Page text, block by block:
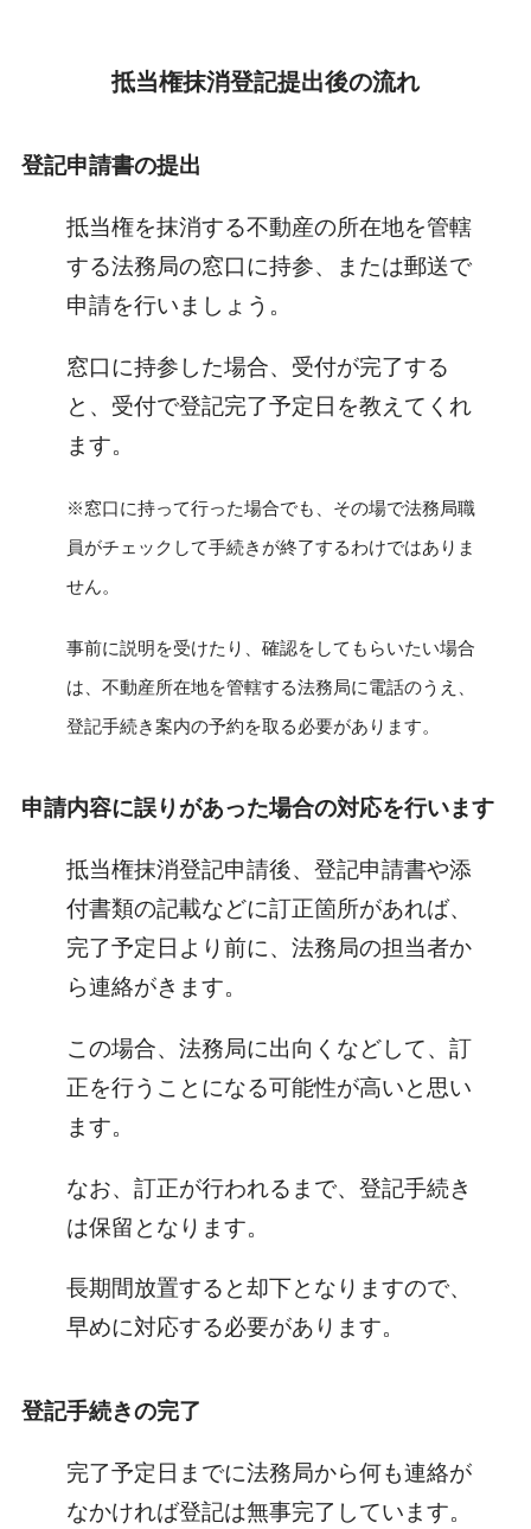
抵当権抹消登記提出後の流れ
登記申請書の提出
抵当権を抹消する不動産の所在地を管轄
する法務局の窓口に持参、または郵送で
申請を行いましょう。
窓口に持参した場合、受付が完了する
と、受付で登記完了予定日を教えてくれ
ます。
※窓口に持って行った場合でも、その場で法務局職
員がチェックして手続きが終了するわけではありま
せん。
事前に説明を受けたり、確認をしてもらいたい場合
は、不動産所在地を管轄する法務局に電話のうえ、
登記手続き案内の予約を取る必要があります。
申請内容に誤りがあった場合の対応を行います
抵当権抹消登記申請後、登記申請書や添
付書類の記載などに訂正箇所があれば、
完了予定日より前に、法務局の担当者か
ら連絡がきます。
この場合、法務局に出向くなどして、訂
正を行うことになる可能性が高いと思い
ます。
なお、訂正が行われるまで、登記手続き
は保留となります。
長期間放置すると却下となりますので、
早めに対応する必要があります。
登記手続きの完了
完了予定日までに法務局から何も連絡が
なかければ登記は無事完了しています。